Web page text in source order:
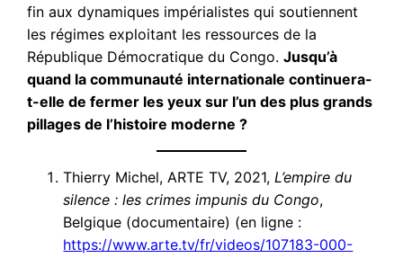
fin aux dynamiques impérialistes qui soutiennent
les régimes exploitant les ressources de la
République Démocratique du Congo.Jusqu’à
quand la communauté internationale continuera-
t-elle de fermer les yeux sur l’un des plus grands
pillages de l’histoire moderne ?
Thierry Michel, ARTE TV, 2021,L’empire du
silence : les crimes impunis du Congo,
Belgique (documentaire) (en ligne :
https://www.arte.tv/fr/videos/107183-000-